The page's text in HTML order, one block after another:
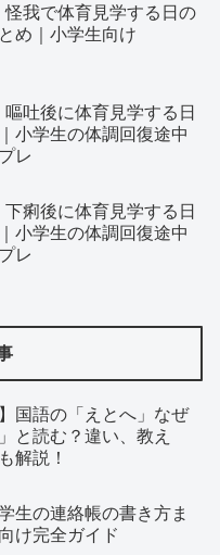
怪我で体育見学する日の
め｜小学生向け
嘔吐後に体育見学する日
小学生の体調回復途中
レ
下痢後に体育見学する日
小学生の体調回復途中
レ
国語の「えとへ」なぜ
と読む？違い、教え
解説！
生の連絡帳の書き方ま
け完全ガイド